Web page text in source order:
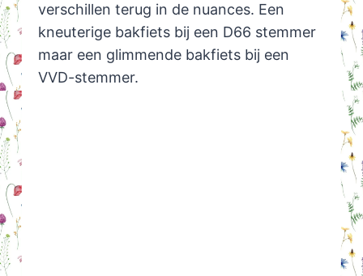
verschillen terug in de nuances. Een
kneuterige bakfiets bij een D66 stemmer
maar een glimmende bakfiets bij een
VVD-stemmer.